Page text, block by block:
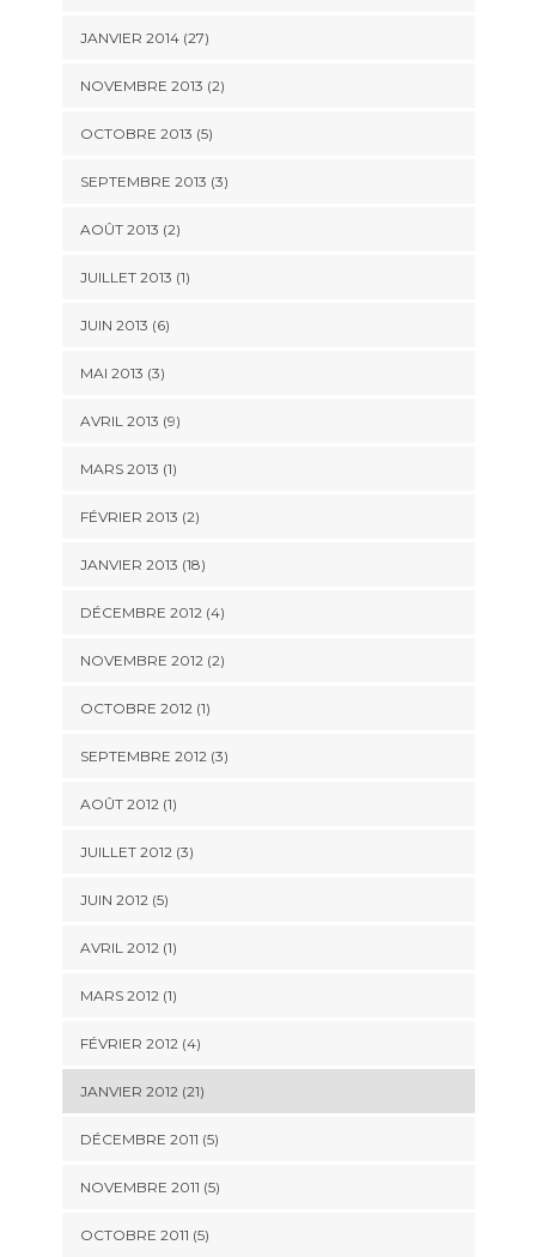
JANVIER 2014 (27)
NOVEMBRE 2013 (2)
OCTOBRE 2013 (5)
SEPTEMBRE 2013 (3)
AOÛT 2013 (2)
JUILLET 2013 (1)
JUIN 2013 (6)
MAI 2013 (3)
AVRIL 2013 (9)
MARS 2013 (1)
FÉVRIER 2013 (2)
JANVIER 2013 (18)
DÉCEMBRE 2012 (4)
NOVEMBRE 2012 (2)
OCTOBRE 2012 (1)
SEPTEMBRE 2012 (3)
AOÛT 2012 (1)
JUILLET 2012 (3)
JUIN 2012 (5)
AVRIL 2012 (1)
MARS 2012 (1)
FÉVRIER 2012 (4)
JANVIER 2012 (21)
DÉCEMBRE 2011 (5)
NOVEMBRE 2011 (5)
OCTOBRE 2011 (5)